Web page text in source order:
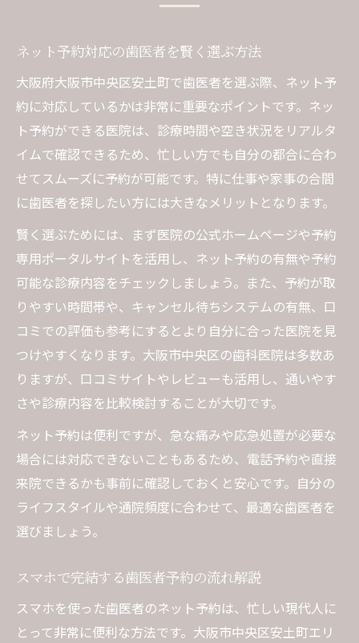
ネット予約対応の歯医者を賢く選ぶ方法
大阪府大阪市中央区安土町で歯医者を選ぶ際、ネット予
約に対応しているかは非常に重要なポイントです。ネッ
ト予約ができる医院は、診療時間や空き状況をリアルタ
イムで確認できるため、忙しい方でも自分の都合に合わ
せてスムーズに予約が可能です。特に仕事や家事の合間
に歯医者を探したい方には大きなメリットとなります。
賢く選ぶためには、まず医院の公式ホームページや予約
専用ポータルサイトを活用し、ネット予約の有無や予約
可能な診療内容をチェックしましょう。また、予約が取
りやすい時間帯や、キャンセル待ちシステムの有無、口
コミでの評価も参考にするとより自分に合った医院を見
つけやすくなります。大阪市中央区の歯科医院は多数あ
りますが、口コミサイトやレビューも活用し、通いやす
さや診療内容を比較検討することが大切です。
ネット予約は便利ですが、急な痛みや応急処置が必要な
場合には対応できないこともあるため、電話予約や直接
来院できるかも事前に確認しておくと安心です。自分の
ライフスタイルや通院頻度に合わせて、最適な歯医者を
選びましょう。
スマホで完結する歯医者予約の流れ解説
スマホを使った歯医者のネット予約は、忙しい現代人に
とって非常に便利な方法です。大阪市中央区安土町エリ